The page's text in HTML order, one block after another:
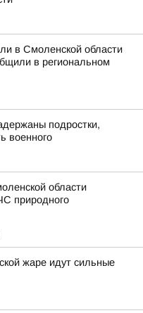
в Смоленской области
в региональном
подростки,
военного
области
природного
жаре идут сильные